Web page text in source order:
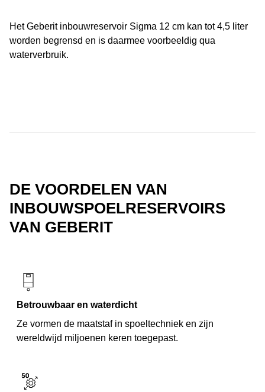
Het Geberit inbouwreservoir Sigma 12 cm kan tot 4,5 liter
worden begrensd en is daarmee voorbeeldig qua
waterverbruik.
DE VOORDELEN VAN
INBOUWSPOELRESERVOIRS
VAN GEBERIT
Betrouwbaar en waterdicht
Ze vormen de maatstaf in spoeltechniek en zijn
wereldwijd miljoenen keren toegepast.